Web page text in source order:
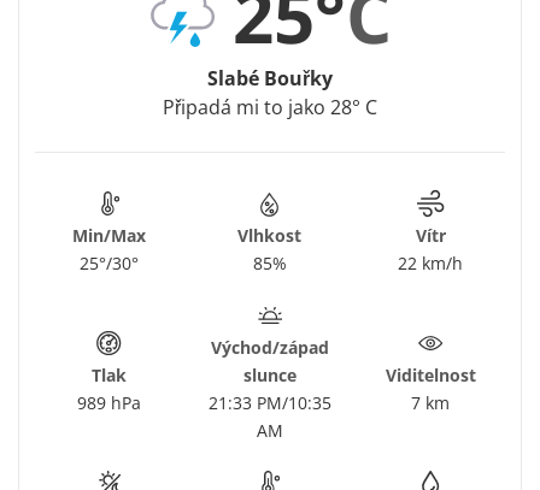
Slabé Bouřky
Připadá mi to jako 28° C
Min/Max
25°/30°
Vlhkost
85%
Vítr
22 km/h
Tlak
989 hPa
Východ/západ
slunce
21:33 PM/10:35
AM
Viditelnost
7 km